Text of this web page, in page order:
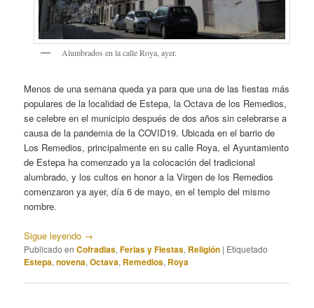
Alumbrados en la calle Roya, ayer.
Menos de una semana queda ya para que una de las fiestas más
populares de la localidad de Estepa, la Octava de los Remedios,
se celebre en el municipio después de dos años sin celebrarse a
causa de la pandemia de la COVID19. Ubicada en el barrio de
Los Remedios, principalmente en su calle Roya, el Ayuntamiento
de Estepa ha comenzado ya la colocación del tradicional
alumbrado, y los cultos en honor a la Virgen de los Remedios
comenzaron ya ayer, día 6 de mayo, en el templo del mismo
nombre.
Sigue leyendo →
Publicado en Cofradias,Ferias y Fiestas, Religión | Etiquetado
Estepa,novena,Octava, Remedios, Roya